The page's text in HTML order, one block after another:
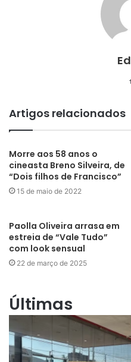
Artigos relacionados
Morre aos 58 anos o
cineasta Breno Silveira, de
“Dois filhos de Francisco”
15 de maio de 2022
Paolla Oliveira arrasa em
estreia de “Vale Tudo”
com look sensual
22 de março de 2025
Últimas